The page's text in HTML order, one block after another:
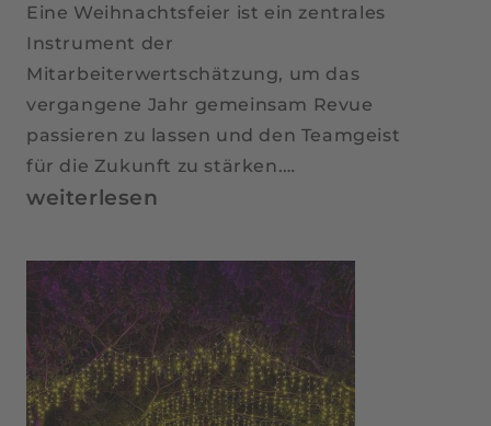
Eine Weihnachtsfeier ist ein zentrales
Instrument der
Mitarbeiterwertschätzung, um das
vergangene Jahr gemeinsam Revue
passieren zu lassen und den Teamgeist
für die Zukunft zu stärken.…
Weihnachtsfeier
Osnabrück:
Magische
Momente
für
dein
Team
weiterlesen